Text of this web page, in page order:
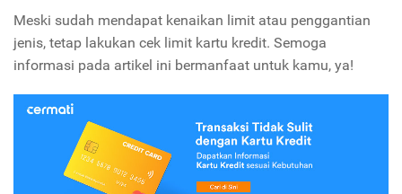
Meski sudah mendapat kenaikan limit atau penggantian
jenis, tetap lakukan cek limit kartu kredit. Semoga
informasi pada artikel ini bermanfaat untuk kamu, ya!